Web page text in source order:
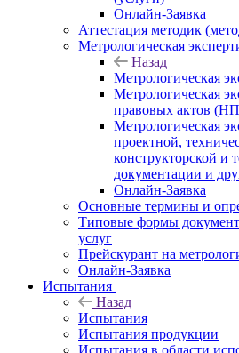
Онлайн-Заявка
Аттестация методик
Метрологическая
Назад
Метрологическая
Метрологическая
правовых актов
Метрологическая
проектной,
конструкторской и
документации и
Онлайн-Заявка
Основные термины и
Типовые формы
услуг
Прейскурант на
Онлайн-Заявка
Испытания
Назад
Испытания
Испытания продукции
Испытания в области